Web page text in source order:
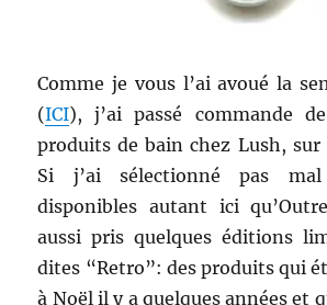
Comme je vous l’ai avoué la
(ICI), j’ai passé commande
produits de bain chez Lush, sur
Si j’ai sélectionné pas
disponibles autant ici
aussi pris quelques éditions
dites “Retro”: des produits qui
à Noël il y a quelques années et